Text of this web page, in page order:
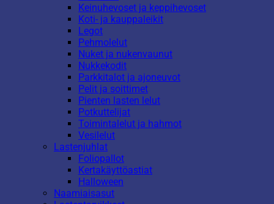
Keinuhevoset ja keppihevoset
Koti- ja kauppaleikit
Legot
Pehmolelut
Nuket ja nukenvaunut
Nukkekodit
Parkkitalot ja ajoneuvot
Pelit ja soittimet
Pienten lasten lelut
Potkuttelijat
Toimintalelut ja hahmot
Vesilelut
Lastenjuhlat
Foliopallot
Kertakäyttöastiat
Halloween
Naamiaisasut